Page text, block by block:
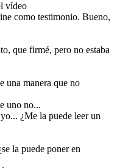
vídeo
como testimonio. Bueno,
que firmé, pero no estaba
una manera que no
uno no...
¿Me la puede leer un
la puede poner en